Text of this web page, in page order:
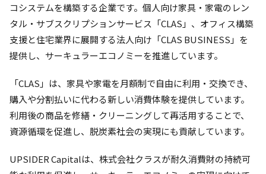
コシステムを構築する企業です。個人向け家具・家電のレン
タル・サブスクリプションサービス「CLAS」、オフィス構築
支援と住宅業界に展開する法人向け「CLAS BUSINESS」を
提供し、サーキュラーエコノミーを推進しています。
「CLAS」は、家具や家電を月額制で自由に利用・交換でき、
購入や分割払いに代わる新しい消費体験を提供しています。
利用後の商品を修繕・クリーニングして再活用することで、
資源循環を促進し、脱炭素社会の実現にも貢献しています。
UPSIDER Capitalは、株式会社クラスが耐久消費財の持続可